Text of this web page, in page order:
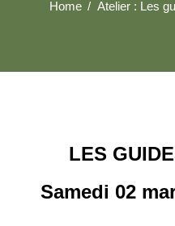
Home Atelier : Les
LES
Samedi 02